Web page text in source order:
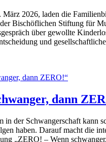
März 2026, laden die
Bischöflichen Stiftung für
über gewollte
und
dann
in der Schwangerschaft kann
haben. Darauf macht die
„ZERO! – Wenn